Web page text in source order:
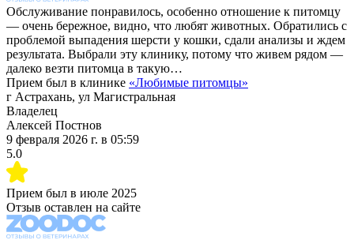
Обслуживание понравилось, особенно отношение к питомцу
— очень бережное, видно, что любят животных. Обратились с
проблемой выпадения шерсти у кошки, сдали анализы и ждем
результата. Выбрали эту клинику, потому что живем рядом —
далеко везти питомца в такую…
Прием был в клинике «Любимые питомцы»
г Астрахань, ул Магистральная
Владелец
Алексей Постнов
9 февраля 2026 г. в 05:59
5.0
Прием был в июле 2025
Отзыв оставлен на сайте